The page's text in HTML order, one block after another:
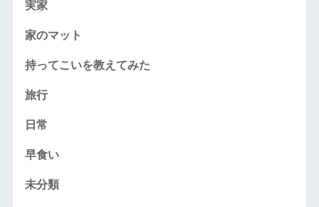
実家
家のマット
持ってこいを教えてみた
旅行
日常
早食い
未分類